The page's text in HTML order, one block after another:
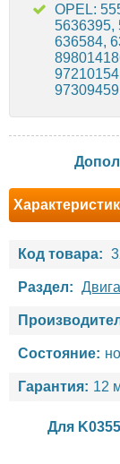
OPEL:
5636395,
636584,
Код товара:
Раздел:
Состояние:
Гарантия: 12
Для